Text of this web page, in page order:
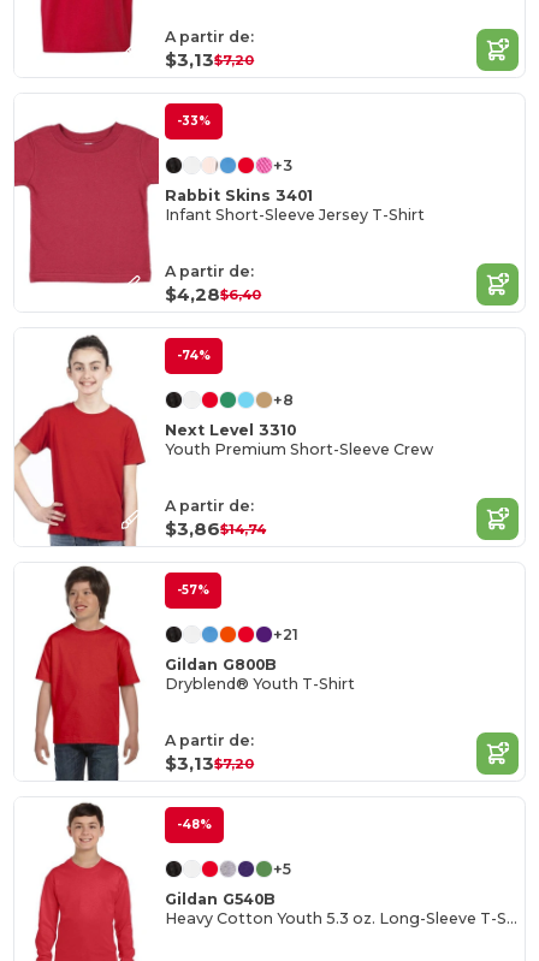
A partir de:
$3,13$7,20
-33%
+3
Rabbit Skins 3401
Infant Short-Sleeve Jersey T-Shirt
A partir de:
$4,28$6,40
-74%
+8
Next Level 3310
Youth Premium Short-Sleeve Crew
A partir de:
$3,86$14,74
-57%
+21
Gildan G800B
Dryblend® Youth T-Shirt
A partir de:
$3,13$7,20
-48%
+5
Gildan G540B
Heavy Cotton Youth 5.3 oz. Long-Sleeve T-Shirt